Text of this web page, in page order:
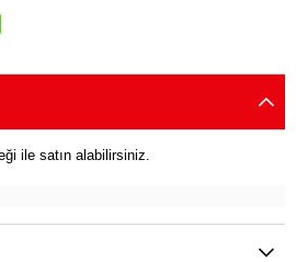
ile satın alabilirsiniz.